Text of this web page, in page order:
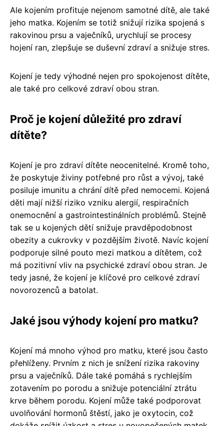
Ale kojením profituje nejenom samotné dítě, ale také
jeho matka. Kojením se totiž snižují rizika spojená s
rakovinou prsu a vaječníků, urychlují se procesy
hojení ran, zlepšuje se duševní zdraví a snižuje stres.
Kojení je tedy výhodné nejen pro spokojenost dítěte,
ale také pro celkové zdraví obou stran.
Proč je kojení důležité pro zdraví
dítěte?
Kojení je pro zdraví dítěte neocenitelné. Kromě toho,
že poskytuje živiny potřebné pro růst a vývoj, také
posiluje imunitu a chrání dítě před nemocemi. Kojená
děti mají nižší riziko vzniku alergií, respiračních
onemocnění a gastrointestinálních problémů. Stejně
tak se u kojených dětí snižuje pravděpodobnost
obezity a cukrovky v pozdějším životě. Navíc kojení
podporuje silné pouto mezi matkou a dítětem, což
má pozitivní vliv na psychické zdraví obou stran. Je
tedy jasné, že kojení je klíčové pro celkové zdraví
novorozenců a batolat.
Jaké jsou výhody kojení pro matku?
Kojení má mnoho výhod pro matku, které jsou často
přehlíženy. Prvním z nich je snížení rizika rakoviny
prsu a vaječníků. Dále také pomáhá s rychlejším
zotavením po porodu a snižuje potenciální ztrátu
krve během porodu. Kojení může také podporovat
uvolňování hormonů štěstí, jako je oxytocin, což